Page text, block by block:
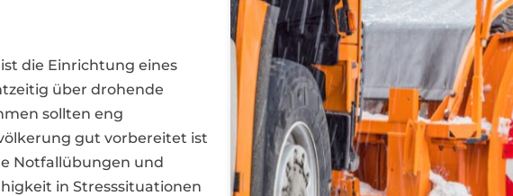
die Einrichtung eines
über drohende
sollten eng
gut vorbereitet ist
Notfallübungen und
in Stresssituationen